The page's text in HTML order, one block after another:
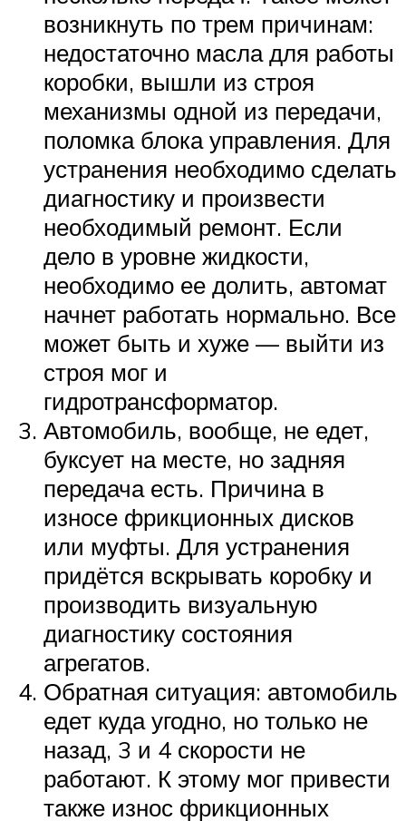
возникнуть по трем причинам:
недостаточно масла для работы
коробки, вышли из строя
механизмы одной из передачи,
поломка блока управления. Для
устранения необходимо сделать
диагностику и произвести
необходимый ремонт. Если
дело в уровне жидкости,
необходимо ее долить, автомат
начнет работать нормально. Все
может быть и хуже — выйти из
строя мог и
гидротрансформатор.
Автомобиль, вообще, не едет,
буксует на месте, но задняя
передача есть. Причина в
износе фрикционных дисков
или муфты. Для устранения
придётся вскрывать коробку и
производить визуальную
диагностику состояния
агрегатов.
Обратная ситуация: автомобиль
едет куда угодно, но только не
назад, 3 и 4 скорости не
работают. К этому мог привести
также износ фрикционных